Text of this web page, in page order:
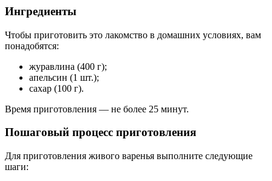
Ингредиенты
Чтобы приготовить это лакомство в домашних условиях, вам
понадобятся:
журавлина (400 г);
апельсин (1 шт.);
сахар (100 г).
Время приготовления — не более 25 минут.
Пошаговый процесс приготовления
Для приготовления живого варенья выполните следующие
шаги: